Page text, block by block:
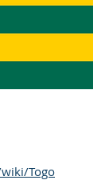
Togo